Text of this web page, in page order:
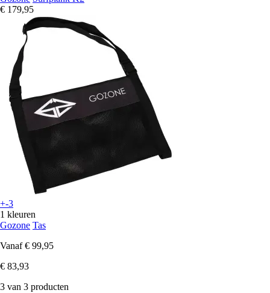
€ 179,95
+-3
1 kleuren
Gozone Tas
Vanaf € 99,95
€ 83,93
3 van 3 producten